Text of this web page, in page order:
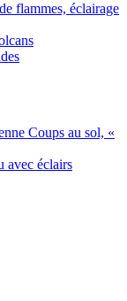
flammes, éclairage
Coups au sol, «
avec éclairs